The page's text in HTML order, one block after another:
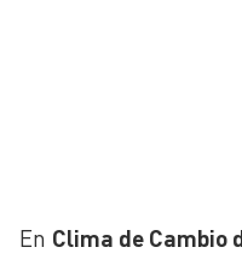
En Clima de Cambio